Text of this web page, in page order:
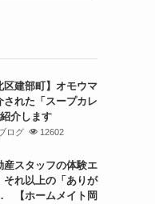
区建部町】オモウマ
された「スープカレ
介します
ログ 12602
産スタッフの体験エ
それ以上の「ありが
【ホームメイト岡